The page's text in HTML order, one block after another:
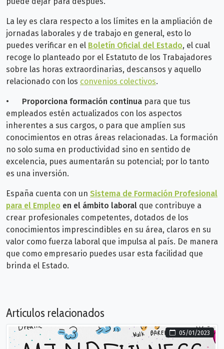
La ley es clara respecto a los límites en la ampliación de
jornadas laborales y de trabajo en general, esto lo
puedes verificar en el Boletín Oficial del Estado, el cual
recoge lo planteado por el Estatuto de los Trabajadores
sobre las horas extraordinarias, descansos y aquello
relacionado con los convenios colectivos.
• Proporciona formación continua para que tus
empleados estén actualizados con los aspectos
inherentes a sus cargos, o para que amplíen sus
conocimientos en otras áreas relacionadas. La formación
no solo suma en productividad sino en sentido de
excelencia, pues aumentarán su potencial; por lo tanto
es una inversión.
España cuenta con un Sistema de Formación Profesional
para el Empleo en el ámbito laboral que contribuye a
crear profesionales competentes, dotados de los
conocimientos imprescindibles en su área, claros en su
valor como fuerza laboral que impulsa al país. De manera
que como empresario puedes usar esta facilidad que
brinda el Estado.
Artículos relacionados
05/01/2023